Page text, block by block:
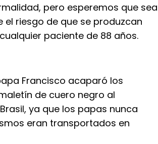
pero esperemos que sea
el riesgo de que se produzcan
paciente de 88 años.
Francisco acaparó los
de cuero negro al
ya que los papas nunca
eran transportados en